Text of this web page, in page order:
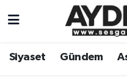
Siyaset Gündem
Gündem
Aydın Hava